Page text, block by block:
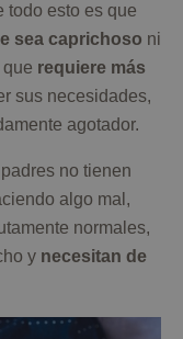
todo esto es que
sea caprichoso ni
requiere más
sus necesidades,
agotador.
no tienen
algo mal,
normales,
y necesitan de